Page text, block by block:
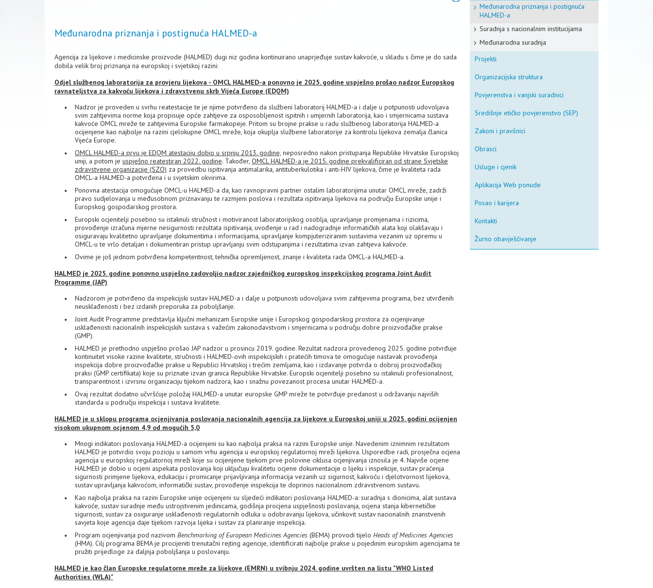
Međunarodna priznanja i postignuća HALMED-a
Agencija za lijekove i medicinske proizvode (HALMED) dugi niz godina kontinuirano unaprjeđuje sustav kakvoće, u skladu s čime je do sada
dobila velik broj priznanja na europskoj i svjetskoj razini:
Odjel službenog laboratorija za provjeru lijekova - OMCL HALMED-a ponovno je 2025. godine uspješno prošao nadzor Europskog
ravnateljstva za kakvoću lijekova i zdravstvenu skrb Vijeća Europe (EDQM)
Nadzor je proveden u svrhu reatestacije te je njime potvrđeno da službeni laboratorij HALMED-a i dalje u potpunosti udovoljava
svim zahtjevima norme koja propisuje opće zahtjeve za osposobljenost ispitnih i umjernih laboratorija, kao i smjernicama sustava
kakvoće OMCL mreže te zahtjevima Europske farmakopeje. Pritom su brojne prakse u radu službenog laboratorija HALMED-a
ocijenjene kao najbolje na razini cjelokupne OMCL mreže, koja okuplja službene laboratorije za kontrolu lijekova zemalja članica
Vijeća Europe.
OMCL HALMED-a prvu je EDQM atestaciju dobio u srpnju 2013. godine, neposredno nakon pristupanja Republike Hrvatske Europskoj
uniji, a potom je uspješno reatestiran 2022. godine. Također, OMCL HALMED-a je 2015. godine prekvalificiran od strane Svjetske
zdravstvene organizacije (SZO) za provedbu ispitivanja antimalarika, antituberkulotika i anti-HIV lijekova, čime je kvaliteta rada
OMCL-a HALMED-a potvrđena i u svjetskim okvirima.
Ponovna atestacija omogućuje OMCL-u HALMED-a da, kao ravnopravni partner ostalim laboratorijima unutar OMCL mreže, zadrži
pravo sudjelovanja u međusobnom priznavanju te razmjeni poslova i rezultata ispitivanja lijekova na području Europske unije i
Europskog gospodarskog prostora.
Europski ocjenitelji posebno su istaknuli stručnost i motiviranost laboratorijskog osoblja, upravljanje promjenama i rizicima,
provođenje izračuna mjerne nesigurnosti rezultata ispitivanja, uvođenje u rad i nadogradnje informatičkih alata koji olakšavaju i
osiguravaju kvalitetno upravljanje dokumentima i informacijama, upravljanje kompjuteriziranim sustavima vezanim uz opremu u
OMCL-u te vrlo detaljan i dokumentiran pristup upravljanju svim odstupanjima i rezultatima izvan zahtjeva kakvoće.
Ovime je još jednom potvrđena kompetentnost, tehnička opremljenost, znanje i kvaliteta rada OMCL-a HALMED-a.
HALMED je 2025. godine ponovno uspješno zadovoljio nadzor zajedničkog europskog inspekcijskog programa Joint Audit
Programme (JAP)
Nadzorom je potvrđeno da inspekcijski sustav HALMED-a i dalje u potpunosti udovoljava svim zahtjevima programa, bez utvrđenih
neusklađenosti i bez izdanih preporuka za poboljšanje.
Joint Audit Programme predstavlja ključni mehanizam Europske unije i Europskog gospodarskog prostora za ocjenjivanje
usklađenosti nacionalnih inspekcijskih sustava s važećim zakonodavstvom i smjernicama u području dobre proizvođačke prakse
(GMP).
HALMED je prethodno uspješno prošao JAP nadzor u prosincu 2019. godine. Rezultat nadzora provedenog 2025. godine potvrđuje
kontinuitet visoke razine kvalitete, stručnosti i HALMED-ovih inspekcijskih i pratećih timova te omogućuje nastavak provođenja
inspekcija dobre proizvođačke prakse u Republici Hrvatskoj i trećim zemljama, kao i izdavanje potvrda o dobroj proizvođačkoj
praksi (GMP certifikata) koje su priznate izvan granica Republike Hrvatske. Europski ocjenitelji posebno su istaknuli profesionalnost,
transparentnost i izvrsnu organizaciju tijekom nadzora, kao i snažnu povezanost procesa unutar HALMED-a.
Ovaj rezultat dodatno učvršćuje položaj HALMED-a unutar europske GMP mreže te potvrđuje predanost u održavanju najviših
standarda u području inspekcija i sustava kvalitete.
HALMED je u sklopu programa ocjenjivanja poslovanja nacionalnih agencija za lijekove u Europskoj uniji u 2025. godini ocijenjen
visokom ukupnom ocjenom 4,9 od mogućih 5,0
Mnogi indikatori poslovanja HALMED-a ocijenjeni su kao najbolja praksa na razini Europske unije. Navedenim iznimnim rezultatom
HALMED je potvrdio svoju poziciju u samom vrhu agencija u europskoj regulatornoj mreži lijekova. Usporedbe radi, prosječna ocjena
agencija u europskoj regulatornoj mreži koje su ocijenjene tijekom prve polovine ciklusa ocjenjivanja iznosila je 4. Najviše ocjene
HALMED je dobio u ocjeni aspekata poslovanja koji uključuju kvalitetu ocjene dokumentacije o lijeku i inspekcije, sustav praćenja
sigurnosti primjene lijekova, edukaciju i promicanje prijavljivanja informacija vezanih uz sigurnost, kakvoću i djelotvornost lijekova,
sustav upravljanja kakvoćom, informatički sustav, provođenje inspekcija te doprinos nacionalnom zdravstvenom sustavu.
Kao najbolja praksa na razini Europske unije ocijenjeni su sljedeći indikatori poslovanja HALMED-a: suradnja s dionicima, alat sustava
kakvoće, sustav suradnje među ustrojstvenim jedinicama, godišnja procjena uspješnosti poslovanja, ocjena stanja kibernetičke
sigurnosti, sustav za osiguranje usklađenosti regulatornih odluka u odobravanju lijekova, učinkovit sustav nacionalnih znanstvenih
savjeta koje agencija daje tijekom razvoja lijeka i sustav za planiranje inspekcija.
Program ocjenjivanja pod nazivom Benchmarking of European Medicines Agencies (BEMA) provodi tijelo Heads of Medicines Agencies
(HMA). Cilj programa BEMA je procijeniti trenutačni rejting agencije, identificirati najbolje prakse u pojedinim europskim agencijama te
pružiti prijedloge za daljnja poboljšanja u poslovanju.
HALMED je kao član Europske regulatorne mreže za lijekove (EMRN) u svibnju 2024. godine uvršten na listu "WHO Listed
Authorities (WLA)"
Međunarodna priznanja i postignuća
HALMED-a
Suradnja s nacionalnim institucijama
Međunarodna suradnja
Projekti
Organizacijska struktura
Povjerenstva i vanjski suradnici
Središnje etičko povjerenstvo (SEP)
Zakoni i pravilnici
Obrasci
Usluge i cjenik
Aplikacija Web ponude
Posao i karijera
Kontakti
Žurno obavješćivanje